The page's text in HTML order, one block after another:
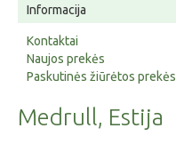
Informacija
Kontaktai
Naujos prekės
Paskutinės žiūrėtos prekės
Medrull, Estija